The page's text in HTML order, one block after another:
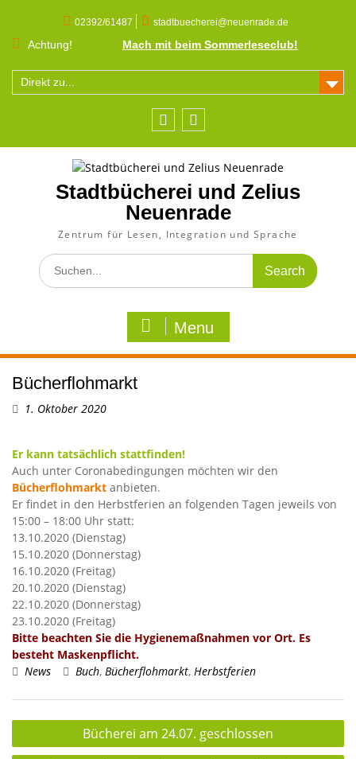
content
02392/61487 stadtbuecherei@neuenrade.de
Achtung! Mach mit beim Sommerleseclub!
Direkt zu...
Stadtbücherei und Zelius
Neuenrade
Zentrum für Lesen, Integration und Sprache
Search
for:
Menu
Bücherflohmarkt
1. Oktober 2020
Er kann tatsächlich stattfinden!
Auch unter Coronabedingungen möchten wir den
Bücherflohmarkt anbieten.
Er findet in den Herbstferien an folgenden Tagen jeweils von
15:00 – 18:00 Uhr statt:
13.10.2020 (Dienstag)
15.10.2020 (Donnerstag)
16.10.2020 (Freitag)
20.10.2020 (Dienstag)
22.10.2020 (Donnerstag)
23.10.2020 (Freitag)
Bitte beachten Sie die Hygienemaßnahmen vor Ort. Es
besteht Maskenpflicht.
News
Buch, Bücherflohmarkt, Herbstferien
Beitragsnavigation
Bücherei am 24.07. geschlossen